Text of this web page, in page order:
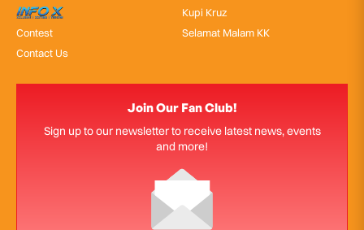
InfoX
Contest
Contact Us
Kupi Kruz
Selamat Malam KK
Join Our Fan Club!
Sign up to our newsletter to receive latest news, events
and more!